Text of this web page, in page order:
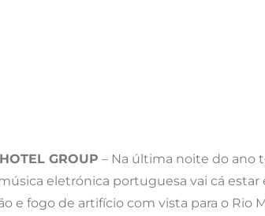
GROUP – Na última noite do ano
eletrónica portuguesa vai cá
e fogo de artifício com vista para o Rio